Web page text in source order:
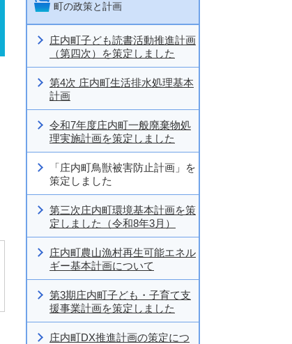
町の政策と計画
庄内町子ども読書活動推進計画
（第四次）を策定しました
第4次 庄内町生活排水処理基本
計画
令和7年度庄内町一般廃棄物処
理実施計画を策定しました
「庄内町鳥獣被害防止計画」を
策定しました
第三次庄内町環境基本計画を策
定しました（令和8年3月）
庄内町農山漁村再生可能エネル
ギー基本計画について
第3期庄内町子ども・子育て支
援事業計画を策定しました
庄内町DX推進計画の策定につ